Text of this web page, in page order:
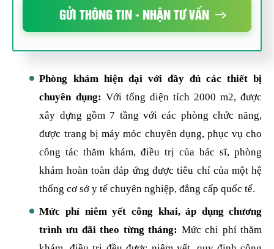
GỬI THÔNG TIN - NHẬN TƯ VẤN
Phòng khám hiện đại với đầy đủ các thiết bị
chuyên dụng: Với tổng diện tích 2000 m2, được
xây dựng gồm 7 tầng với các phòng chức năng,
được trang bị máy móc chuyên dụng, phục vụ cho
công tác thăm khám, điều trị của bác sĩ, phòng
khám hoàn toàn đáp ứng được tiêu chí của một hệ
thống cơ sở y tế chuyên nghiệp, đẳng cấp quốc tế.
Mức phí niêm yết công khai, áp dụng chương
trình ưu đãi theo từng tháng: Mức chi phí thăm